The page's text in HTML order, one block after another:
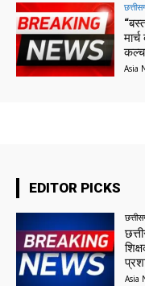
Asia
EDITOR PICKS
Asia